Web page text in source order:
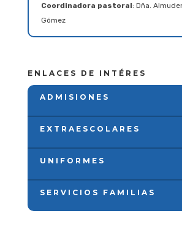
Coordinadora pastoral: Dña.
Gómez
ENLACES DE INTÉRES
ADMISIONES
EXTRAESCOLARES
UNIFORMES
SERVICIOS FAMILIAS